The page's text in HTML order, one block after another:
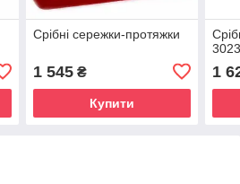
Срібні сережки-протяжки
1 545₴
Купити
1